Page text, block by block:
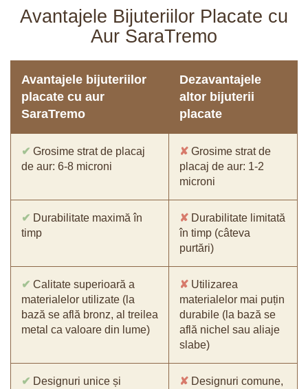
Avantajele Bijuteriilor Placate cu
Aur SaraTremo
Avantajele bijuteriilor
placate cu aur
SaraTremo
Dezavantajele
altor bijuterii
placate
✔ Grosime strat de placaj
de aur: 6-8 microni
✘ Grosime strat de
placaj de aur: 1-2
microni
✔ Durabilitate maximă în
timp
✘ Durabilitate limitată
în timp (câteva
purtări)
✔ Calitate superioară a
materialelor utilizate (la
bază se află bronz, al treilea
metal ca valoare din lume)
✘ Utilizarea
materialelor mai puțin
durabile (la bază se
află nichel sau aliaje
slabe)
✔ Designuri unice și
✘ Designuri comune,